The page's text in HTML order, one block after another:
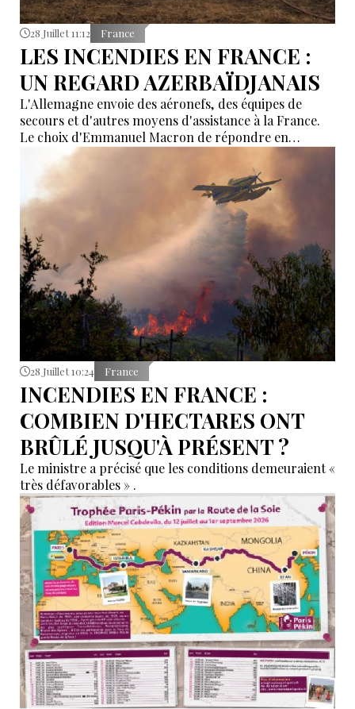
28 Juillet 11:12 France
LES INCENDIES EN FRANCE :
UN REGARD AZERBAÏDJANAIS
L'Allemagne envoie des aéronefs, des équipes de
secours et d'autres moyens d'assistance à la France.
Le choix d'Emmanuel Macron de répondre en
allemand a eu une portée symbolique.
28 Juillet 10:24 France
INCENDIES EN FRANCE :
COMBIEN D'HECTARES ONT
BRÛLÉ JUSQU'À PRÉSENT ?
Le ministre a précisé que les conditions demeuraient «
très défavorables » .